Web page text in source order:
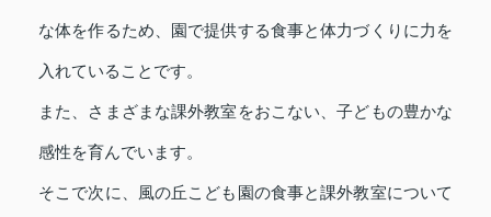
な体を作るため、園で提供する食事と体力づくりに力を
入れていることです。
また、さまざまな課外教室をおこない、子どもの豊かな
感性を育んでいます。
そこで次に、風の丘こども園の食事と課外教室について